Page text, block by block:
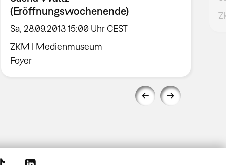
(Eröffnungswochenende)
Sa, 28.09.2013 15:00 Uhr CEST
ZKM | Medienmuseum
Foyer